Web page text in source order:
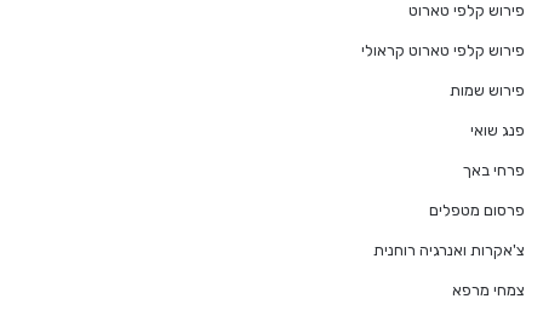
פירוש קלפי טארוט
פירוש קלפי טארוט קראולי
פירוש שמות
פנג שואי
פרחי באך
פרסום מטפלים
צ'אקרות ואנרגיה רוחנית
צמחי מרפא